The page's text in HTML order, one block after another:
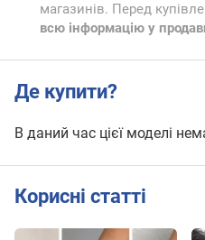
магазинів. Перед
всю інформацію у
Де купити?
В даний час цієї моделі
Корисні статті